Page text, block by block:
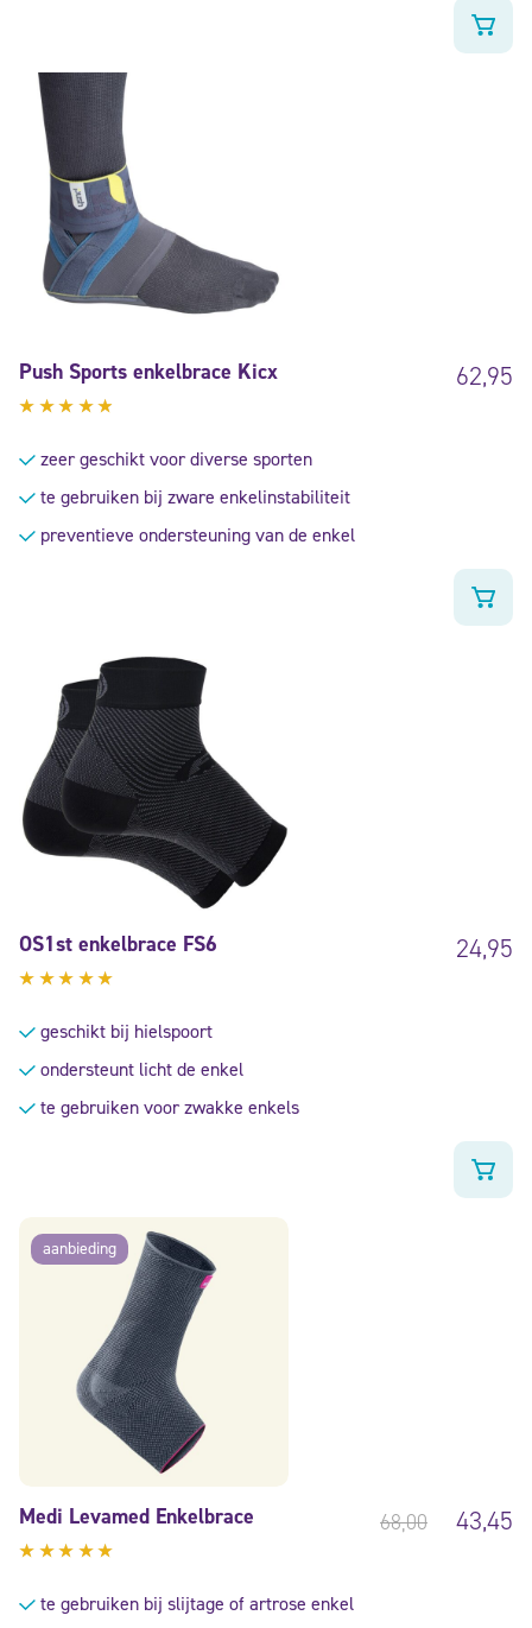
Push Sports enkelbrace Kicx 62,95
5 zeer geschikt voor diverse sporten
te gebruiken bij zware enkelinstabiliteit
preventieve ondersteuning van de enkel
OS1st enkelbrace FS6 24,95
uit
5 geschikt bij hielspoort
ondersteunt licht de enkel
te gebruiken voor zwakke enkels
aanbieding
Medi Levamed Enkelbrace 68,00 43,45
5.00 uit
5 te gebruiken bij slijtage of artrose enkel